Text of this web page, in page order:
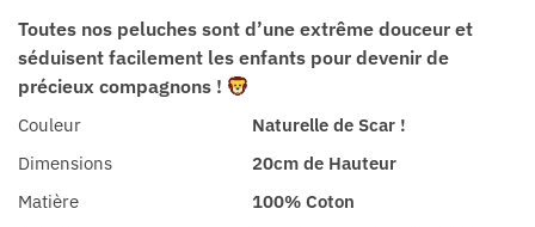
Toutes nos peluches sont d’une extrême douceur et
séduisent facilement les enfants pour devenir de
précieux compagnons !
Couleur
Naturelle de Scar !
Dimensions
20cm de Hauteur
Matière
100% Coton